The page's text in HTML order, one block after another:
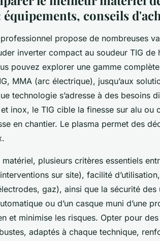
conseils
professionnel propose de nombreuses
inverter compact au soudeur TIG de
pouvez explorer une gamme
MMA (arc électrique), jusqu’aux
technologie s’adresse à des besoins
inox, le TIG cible la finesse sur alu ou
en chantier. Le plasma permet des
plusieurs critères essentiels
sur site), facilité
gaz), ainsi que la sécurité des
ou d’un casque muni d’une
et minimise les risques. Opter pour
adaptés à chaque technique,